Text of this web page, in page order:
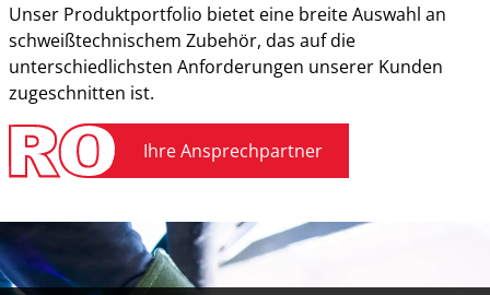
Unser Produktportfolio bietet eine breite Auswahl an
schweißtechnischem Zubehör, das auf die
unterschiedlichsten Anforderungen unserer Kunden
zugeschnitten ist.
Ihre Ansprechpartner